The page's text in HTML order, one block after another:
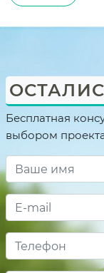
Бесплатная
выбором